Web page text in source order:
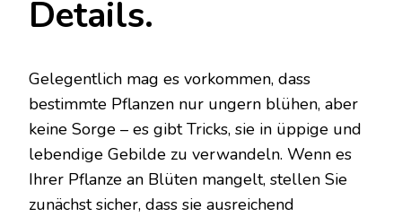
Details.
Gelegentlich mag es vorkommen, dass
bestimmte Pflanzen nur ungern blühen, aber
keine Sorge – es gibt Tricks, sie in üppige und
lebendige Gebilde zu verwandeln. Wenn es
Ihrer Pflanze an Blüten mangelt, stellen Sie
zunächst sicher, dass sie ausreichend